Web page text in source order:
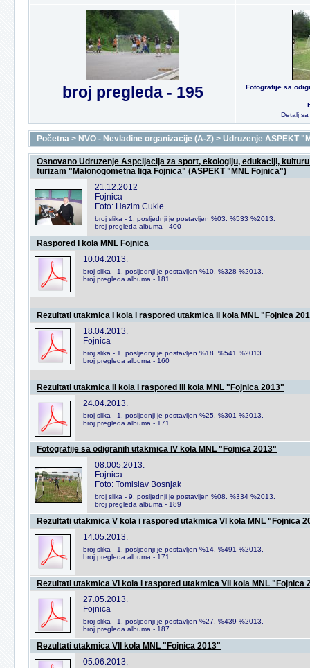
broj pregleda - 195 Fotografije sa
Detalj
Početna > NVO - Nevladine organizacije (A-Z) > Udruzenje ASPEKT
Osnovano Udruzenje Aspcijacija za sport, ekologiju, edukaciji,
turizam "Malonogometna liga Fojnica" (ASPEKT "MNL Fojnica")
21.12.2012
Fojnica
Foto: Hazim Cukle
broj slika - 1, posljednji je postavljen %03. %533 %2013.
broj pregleda albuma - 400
Raspored I kola MNL Fojnica
10.04.2013.
broj slika - 1, posljednji je postavljen %10. %328 %2013.
broj pregleda albuma - 181
Rezultati utakmica I kola i raspored utakmica II kola MNL "Fojnica
18.04.2013.
Fojnica
broj slika - 1, posljednji je postavljen %18. %541 %2013.
broj pregleda albuma - 160
Rezultati utakmica II kola i raspored III kola MNL "Fojnica 2013"
24.04.2013.
broj slika - 1, posljednji je postavljen %25. %301 %2013.
broj pregleda albuma - 171
Fotografije sa odigranih utakmica IV kola MNL "Fojnica 2013"
08.005.2013.
Fojnica
Foto: Tomislav Bosnjak
broj slika - 9, posljednji je postavljen %08. %334 %2013.
broj pregleda albuma - 189
Rezultati utakmica V kola i raspored utakmica VI kola MNL "Fojnica
14.05.2013.
broj slika - 1, posljednji je postavljen %14. %491 %2013.
broj pregleda albuma - 171
Rezultati utakmica VI kola i raspored utakmica VII kola MNL "Fojnica
27.05.2013.
Fojnica
broj slika - 1, posljednji je postavljen %27. %439 %2013.
broj pregleda albuma - 187
Rezultati utakmica VII kola MNL "Fojnica 2013"
05.06.2013.